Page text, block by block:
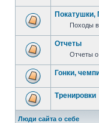
Походы
Отчеты
Отчеты о
Гонки,
Тренировки
Люди сайта о себе